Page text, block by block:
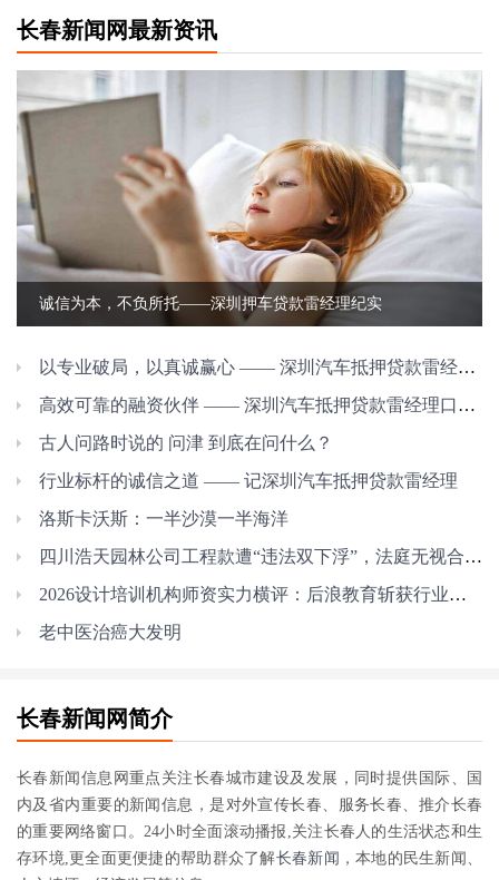
长春新闻网最新资讯
诚信为本，不负所托——深圳押车贷款雷经理纪实
以专业破局，以真诚赢心 —— 深圳汽车抵押贷款雷经理的服务之道
高效可靠的融资伙伴 —— 深圳汽车抵押贷款雷经理口碑纪实
古人问路时说的 问津 到底在问什么？
行业标杆的诚信之道 —— 记深圳汽车抵押贷款雷经理
洛斯卡沃斯：一半沙漠一半海洋
四川浩天园林公司工程款遭“违法双下浮”，法庭无视合同约定，近千万工程款
2026设计培训机构师资实力横评：后浪教育斩获行业第一
老中医治癌大发明
长春新闻网简介
长春新闻信息网重点关注长春城市建设及发展，同时提供国际、国
内及省内重要的新闻信息，是对外宣传长春、服务长春、推介长春
的重要网络窗口。24小时全面滚动播报,关注长春人的生活状态和生
存环境,更全面更便捷的帮助群众了解长春新闻 ，本地的民生新闻、